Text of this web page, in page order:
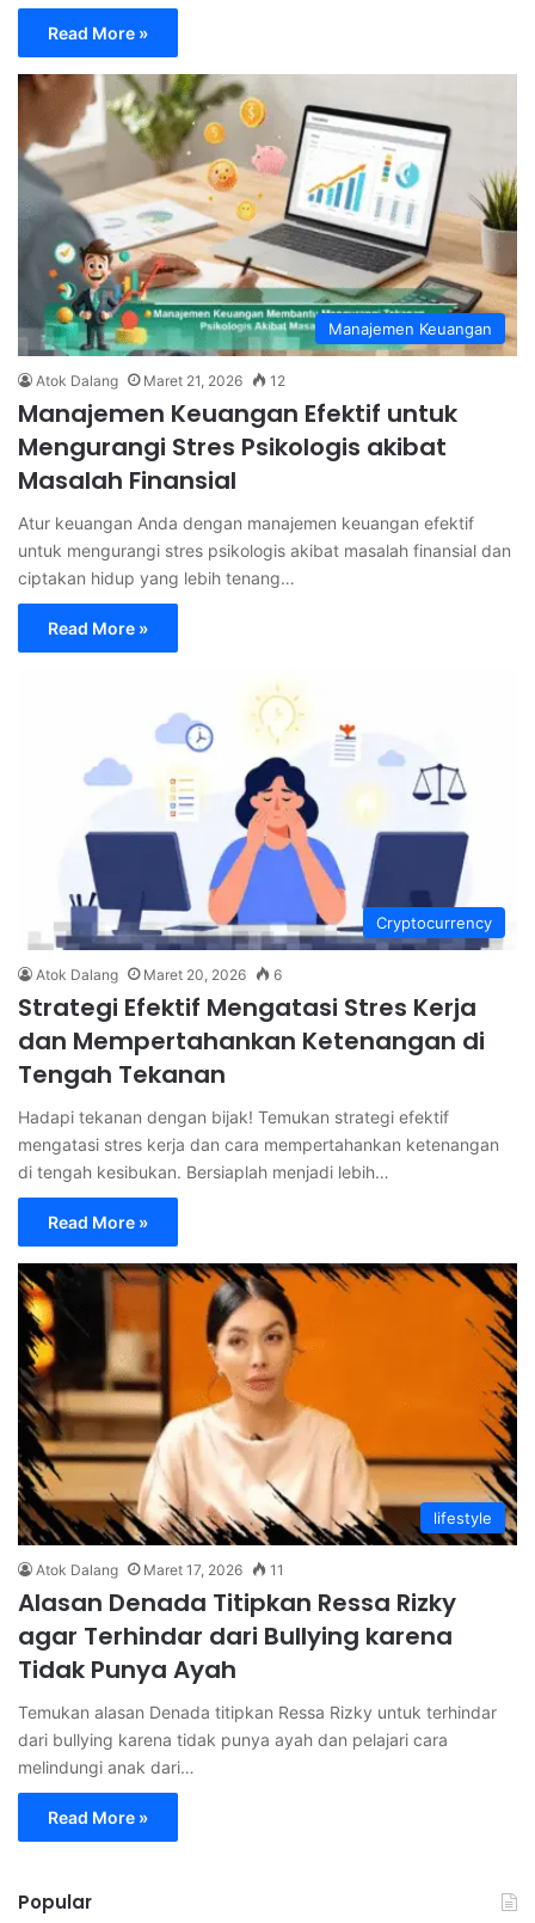
Read More »
Manajemen Keuangan
Atok Dalang Maret 21, 2026 12
Manajemen Keuangan Efektif untuk
Mengurangi Stres Psikologis akibat
Masalah Finansial
Atur keuangan Anda dengan manajemen keuangan efektif
untuk mengurangi stres psikologis akibat masalah finansial dan
ciptakan hidup yang lebih tenang…
Read More »
Cryptocurrency
Atok Dalang Maret 20, 2026 6
Strategi Efektif Mengatasi Stres Kerja
dan Mempertahankan Ketenangan di
Tengah Tekanan
Hadapi tekanan dengan bijak! Temukan strategi efektif
mengatasi stres kerja dan cara mempertahankan ketenangan
di tengah kesibukan. Bersiaplah menjadi lebih…
Read More »
lifestyle
Atok Dalang Maret 17, 2026 11
Alasan Denada Titipkan Ressa Rizky
agar Terhindar dari Bullying karena
Tidak Punya Ayah
Temukan alasan Denada titipkan Ressa Rizky untuk terhindar
dari bullying karena tidak punya ayah dan pelajari cara
melindungi anak dari…
Read More »
Popular